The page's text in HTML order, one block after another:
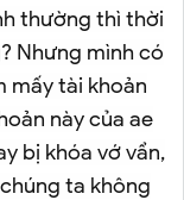
thường thì thời
Nhưng mình có
mấy tài khoản
này của ae
bị khóa vớ vẩn,
ta không